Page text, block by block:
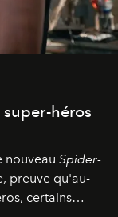
héros
nouveau Spider-
preuve qu'au-
certains